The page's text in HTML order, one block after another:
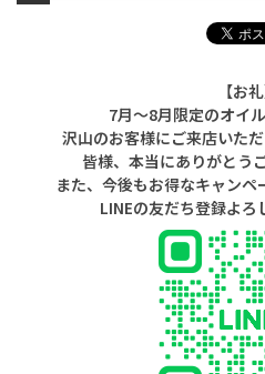
【お礼
7月～8月限定のオイ
沢山のお客様にご来店いた
皆様、本当にありがとう
また、今後もお得なキャンペ
LINEの友だち登録よ